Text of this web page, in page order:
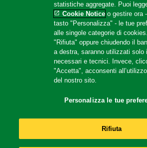
Zuppa
statistiche aggregate. Puoi
Cookie Notice o gestire ora
tasto "Personalizza" - le tue
alle singole categorie di
"Rifiuta" oppure chiudendo il
a destra, saranno utilizzati solo
necessari e tecnici. Invece,
"Accetta", acconsenti
del nostro sito.
Personalizza le tue
Rifiuta